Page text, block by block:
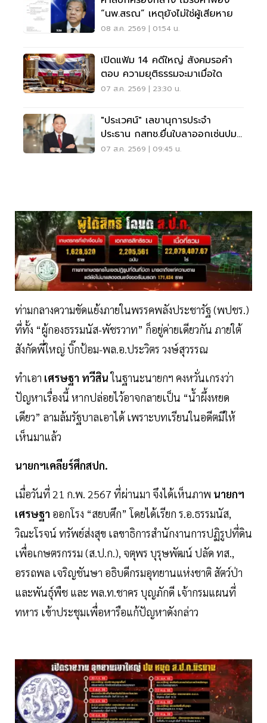
“นพ.สรณ” เหตุยังไม่ใช่ผู้เสียหาย
08 ส.ค. 2569 | 01:54 น.
เปิดแฟ้ม 14 คดีใหญ่ สังคมรอคำ
ตอบ ความยุติธรรมจะมาเมื่อใด
07 ส.ค. 2569 | 23:30 น.
"ประเวศน์" เลขานุการประจำ
ประธาน กสทช.ยื่นใบลาออกเซ่นปม
คุณสมบัตินพ.สรณ
07 ส.ค. 2569 | 09:45 น.
ท่ามกลางความขัดแย้งภายในพรรคพลังประชารัฐ (พปชร.)
ที่ทั้ง “ผู้กองธรรมนัส-พัชรวาท” ก็อยู่ค่ายเดียวกัน ภายใต้
สังกัดพี่ใหญ่ บิ๊กป้อม-พล.อ.ประวิตร วงษ์สุวรรณ
ทำเอา เศรษฐา ทวีสินในฐานะนายกฯ คงหวั่นเกรงว่า
ปัญหาเรื่องนี้ หากปล่อยไว้อาจกลายเป็น “น้ำผึ้งหยด
เดียว” ลามล้มรัฐบาลเอาได้ เพราะบทเรียนในอดีตมีให้
เห็นมาแล้ว
นายกฯเคลียร์ศึกสปก.
เมื่อวันที่ 21 ก.พ. 2567 ที่ผ่านมา จึงได้เห็นภาพ นายกฯ
เศรษฐา ออกโรง “สยบศึก” โดยได้เรียก ร.อ.ธรรมนัส,
วิณะโรจน์ ทรัพย์ส่งสุข เลขาธิการสำนักงานการปฏิรูปที่ดิน
เพื่อเกษตรกรรม (ส.ป.ก.), จตุพร บุรุษพัฒน์ ปลัด ทส.,
อรรถพล เจริญชันษา อธิบดีกรมอุทยานแห่งชาติ สัตว์ป่า
และพันธุ์พืช และ พล.ท.ชาคร บุญภักดี เจ้ากรมแผนที่
ทหาร เข้าประชุมเพื่อหารือแก้ปัญหาดังกล่าว